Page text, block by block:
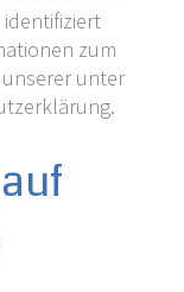
zum
unter